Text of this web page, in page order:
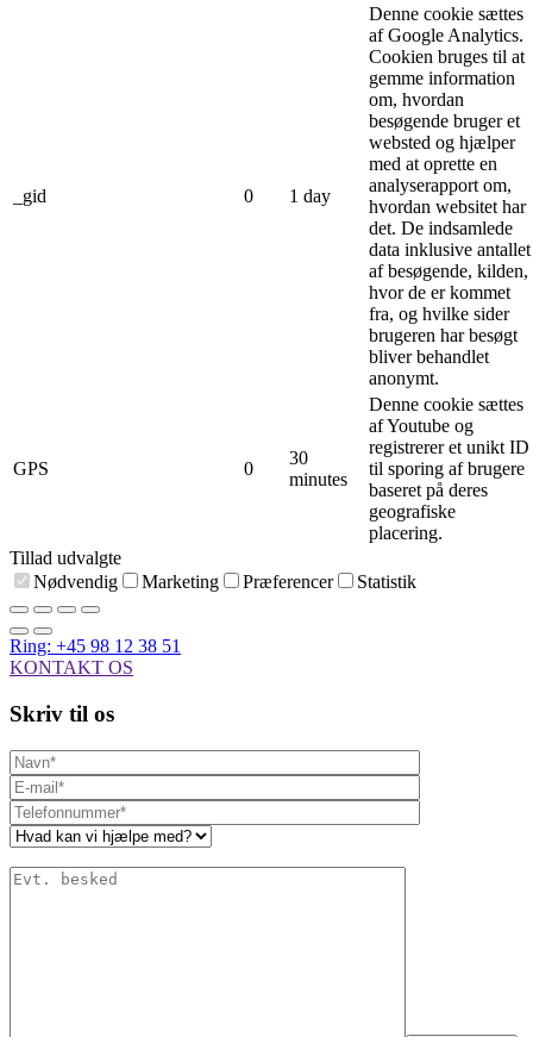
_gid 0 1 day
Denne cookie sættes
af Google Analytics.
Cookien bruges til at
gemme information
om, hvordan
besøgende bruger et
websted og hjælper
med at oprette en
analyserapport om,
hvordan websitet har
det. De indsamlede
data inklusive antallet
af besøgende, kilden,
hvor de er kommet
fra, og hvilke sider
brugeren har besøgt
bliver behandlet
anonymt.
GPS 0
30
minutes
Denne cookie sættes
af Youtube og
registrerer et unikt ID
til sporing af brugere
baseret på deres
geografiske
placering.
Tillad udvalgte
Nødvendig
Marketing Præferencer Statistik
Ring: +45 98 12 38 51
KONTAKT OS
Skriv til os